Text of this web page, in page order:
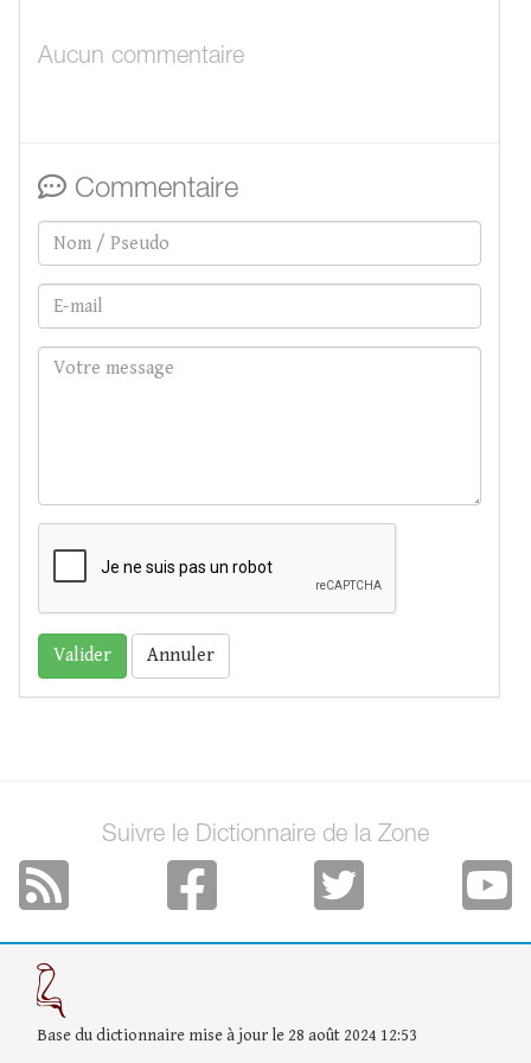
Aucun commentaire
Commentaire
Annuler
Suivre le Dictionnaire de la Zone
Base du dictionnaire mise à jour le 28 août 2024 12:53